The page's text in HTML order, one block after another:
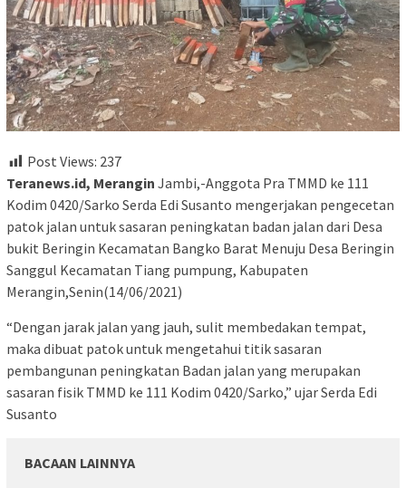
Post Views: 237
Teranews.id, Merangin Jambi,-Anggota Pra TMMD ke 111
Kodim 0420/Sarko Serda Edi Susanto mengerjakan pengecetan
patok jalan untuk sasaran peningkatan badan jalan dari Desa
bukit Beringin Kecamatan Bangko Barat Menuju Desa Beringin
Sanggul Kecamatan Tiang pumpung, Kabupaten
Merangin,Senin(14/06/2021)
“Dengan jarak jalan yang jauh, sulit membedakan tempat,
maka dibuat patok untuk mengetahui titik sasaran
pembangunan peningkatan Badan jalan yang merupakan
sasaran fisik TMMD ke 111 Kodim 0420/Sarko,” ujar Serda Edi
Susanto
BACAAN LAINNYA